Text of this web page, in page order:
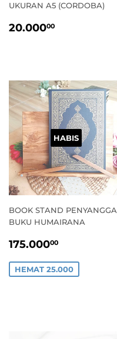
UKURAN A5 (CORDOBA)
HARGA
20.00000
HABIS
BOOK STAND PENYANGGA
BUKU HUMAIRANA
HARGA
175.00000
HEMAT 25.000